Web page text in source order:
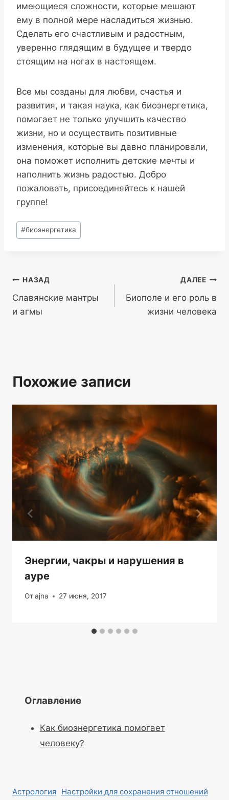
имеющиеся сложности, которые мешают
ему в полной мере насладиться жизнью.
Сделать его счастливым и радостным,
уверенно глядящим в будущее и твердо
стоящим на ногах в настоящем.
Все мы созданы для любви, счастья и
развития, и такая наука, как биоэнергетика,
помогает не только улучшить качество
жизни, но и осуществить позитивные
изменения, которые вы давно планировали,
она поможет исполнить детские мечты и
наполнить жизнь радостью. Добро
пожаловать, присоединяйтесь к нашей
группе!
Метки
записи:
#биоэнергетика
Навигация
по
НАЗАД
Славянские мантры
и агмы
ДАЛЕЕ
Биополе и его роль в
жизни человека
Похожие записи
Энергии, чакры и нарушения в
ауре
Отajna 27 июня, 2017
Оглавление
Как биоэнергетика помогает
человеку?
Астрология Настройки для сохранения отношений